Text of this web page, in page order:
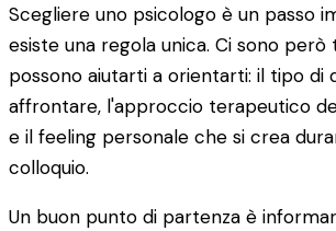
Scegliere uno psicologo è un passo
esiste una regola unica. Ci sono
possono aiutarti a orientarti: il tipo di
affrontare, l'approccio terapeutico
e il feeling personale che si crea
colloquio.
Un buon punto di partenza è